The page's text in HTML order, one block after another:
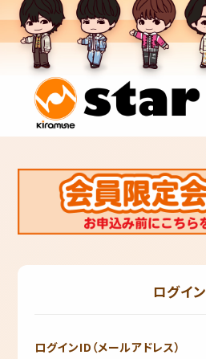
ログイン
ログインID（メールアドレス）